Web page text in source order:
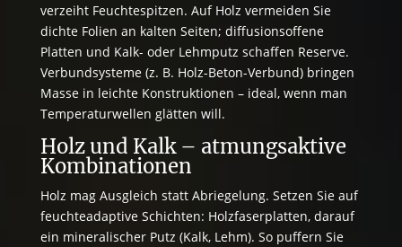
verzeiht Feuchtespitzen. Auf Holz vermeiden Sie
dichte Folien an kalten Seiten; diffusionsoffene
Platten und Kalk- oder Lehmputz schaffen Reserve.
Verbundsysteme (z. B. Holz-Beton-Verbund) bringen
Masse in leichte Konstruktionen – ideal, wenn man
Temperaturwellen glätten will.
Holz und Kalk – atmungsaktive
Kombinationen
Holz mag Ausgleich statt Abriegelung. Setzen Sie auf
feuchteadaptive Schichten: Holzfaserplatten, darauf
ein mineralischer Putz (Kalk, Lehm). So puffern Sie